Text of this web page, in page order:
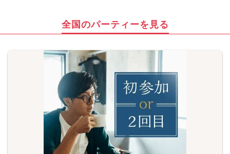
全国のパーティーを見る